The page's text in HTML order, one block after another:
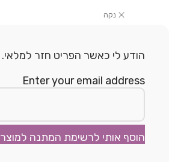
נקה
הודע לי כאשר הפריט חזר למלאי.
Enter your email address
הוסף אותי לרשימת המתנה למוצר